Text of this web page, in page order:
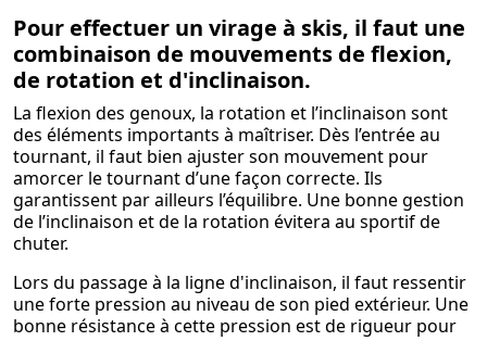
Pour effectuer un virage à skis, il faut une
combinaison de mouvements de flexion,
de rotation et d'inclinaison.
La flexion des genoux, la rotation et l’inclinaison sont
des éléments importants à maîtriser. Dès l’entrée au
tournant, il faut bien ajuster son mouvement pour
amorcer le tournant d’une façon correcte. Ils
garantissent par ailleurs l’équilibre. Une bonne gestion
de l’inclinaison et de la rotation évitera au sportif de
chuter.
Lors du passage à la ligne d'inclinaison, il faut ressentir
une forte pression au niveau de son pied extérieur. Une
bonne résistance à cette pression est de rigueur pour